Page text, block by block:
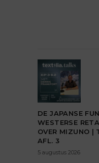
DE JAPANSE
WESTERSE
OVER MIZUNO |
AFL. 3
5 augustus 2026